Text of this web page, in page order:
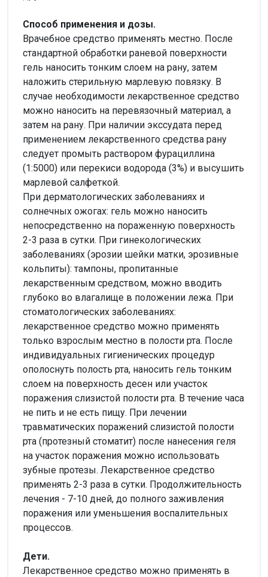
Способ применения и дозы.
Врачебное средство применять местно. После
стандартной обработки раневой поверхности
гель наносить тонким слоем на рану, затем
наложить стерильную марлевую повязку. В
случае необходимости лекарственное средство
можно наносить на перевязочный материал, а
затем на рану. При наличии экссудата перед
применением лекарственного средства рану
следует промыть раствором фурациллина
(1:5000) или перекиси водорода (3%) и высушить
марлевой салфеткой.
При дерматологических заболеваниях и
солнечных ожогах: гель можно наносить
непосредственно на пораженную поверхность
2-3 раза в сутки. При гинекологических
заболеваниях (эрозии шейки матки, эрозивные
кольпиты): тампоны, пропитанные
лекарственным средством, можно вводить
глубоко во влагалище в положении лежа. При
стоматологических заболеваниях:
лекарственное средство можно применять
только взрослым местно в полости рта. После
индивидуальных гигиенических процедур
ополоснуть полость рта, наносить гель тонким
слоем на поверхность десен или участок
поражения слизистой полости рта. В течение часа
не пить и не есть пищу. При лечении
травматических поражений слизистой полости
рта (протезный стоматит) после нанесения геля
на участок поражения можно использовать
зубные протезы. Лекарственное средство
применять 2-3 раза в сутки. Продолжительность
лечения - 7-10 дней, до полного заживления
поражения или уменьшения воспалительных
процессов.
Дети.
Лекарственное средство можно применять в